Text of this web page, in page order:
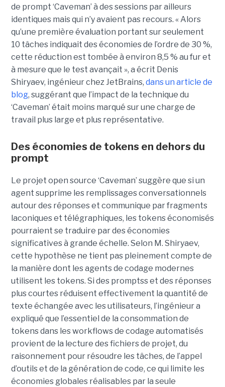
de prompt ‘Caveman’ à des sessions par ailleurs
identiques mais qui n’y avaient pas recours. « Alors
qu’une première évaluation portant sur seulement
10 tâches indiquait des économies de l’ordre de 30 %,
cette réduction est tombée à environ 8,5 % au fur et
à mesure que le test avançait », a écrit Denis
Shiryaev, ingénieur chez JetBrains, dans un article de
blog, suggérant que l’impact de la technique du
‘Caveman’ était moins marqué sur une charge de
travail plus large et plus représentative.
Des économies de tokens en dehors du
prompt
Le projet open source ‘Caveman’ suggère que si un
agent supprime les remplissages conversationnels
autour des réponses et communique par fragments
laconiques et télégraphiques, les tokens économisés
pourraient se traduire par des économies
significatives à grande échelle. Selon M. Shiryaev,
cette hypothèse ne tient pas pleinement compte de
la manière dont les agents de codage modernes
utilisent les tokens. Si des promptss et des réponses
plus courtes réduisent effectivement la quantité de
texte échangée avec les utilisateurs, l’ingénieur a
expliqué que l’essentiel de la consommation de
tokens dans les workflows de codage automatisés
provient de la lecture des fichiers de projet, du
raisonnement pour résoudre les tâches, de l’appel
d’outils et de la génération de code, ce qui limite les
économies globales réalisables par la seule